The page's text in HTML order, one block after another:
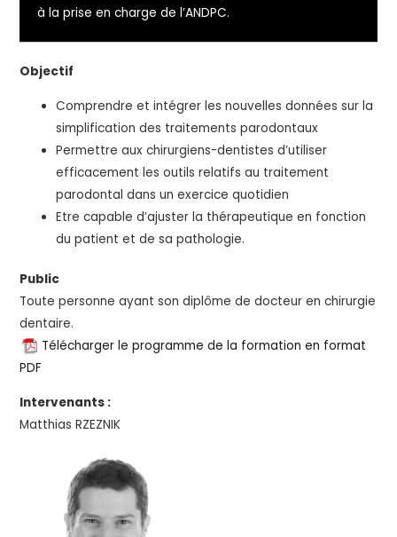
à la prise en charge de l’ANDPC.
Objectif
Comprendre et intégrer les nouvelles données sur la
simplification des traitements parodontaux
Permettre aux chirurgiens-dentistes d’utiliser
efficacement les outils relatifs au traitement
parodontal dans un exercice quotidien
Etre capable d’ajuster la thérapeutique en fonction
du patient et de sa pathologie.
Public
Toute personne ayant son diplôme de docteur en chirurgie
dentaire.
Télécharger le programme de la formation en format
PDF
Intervenants :
Matthias RZEZNIK